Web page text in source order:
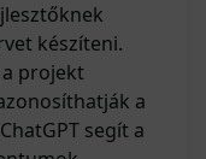
készíteni.
projekt
a
segít a